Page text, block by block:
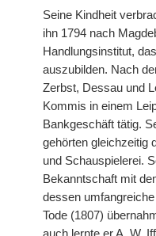
Seine Kindheit
ihn 1794 nach
Handlungsinstitut,
auszubilden. Nach
Zerbst, Dessau und
Kommis in einem
Bankgeschäft tätig.
gehörten gleichzeitig
und Schauspielerei.
Bekanntschaft mit
dessen
Tode (1807)